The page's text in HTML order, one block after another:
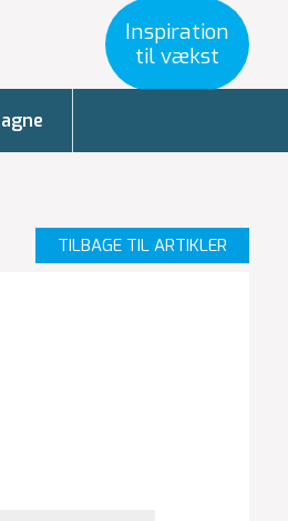
Inspiration
til vækst
TILBAGE TIL ARTIKLER